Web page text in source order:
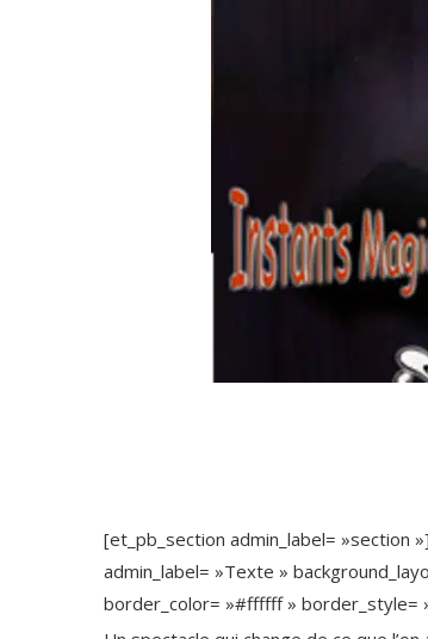
[et_pb_section admin_label= »section
admin_label= »Texte »
border_color= »#ffffff » border_style=